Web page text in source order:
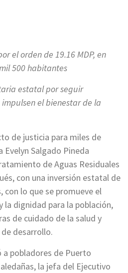
el orden de 19.16 MDP, en
500 habitantes
estatal por seguir
el bienestar de la
de justicia para miles de
Salgado Pineda
de Aguas Residuales
con una inversión estatal de
con lo que se promueve el
la dignidad para la población,
de cuidado de la salud y
desarrollo.
a pobladores de Puerto
la jefa del Ejecutivo